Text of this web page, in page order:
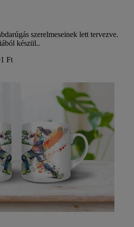
szerelmeseinek lett tervezve.
készül..
Ft